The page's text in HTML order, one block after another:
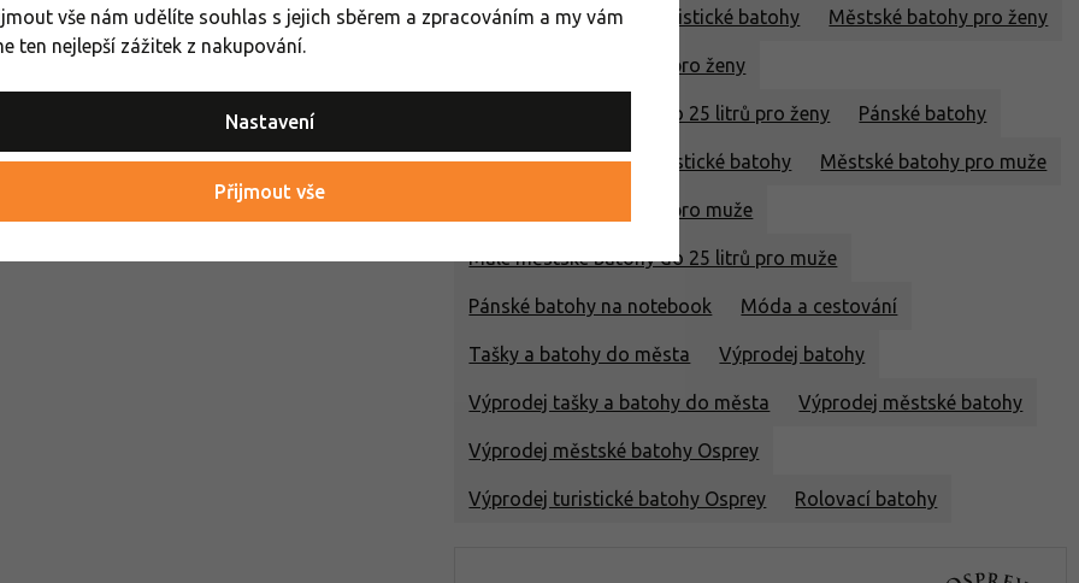
Dámské outdoorové turistické batohy Městské batohy pro ženy
Malé sportovní batohy pro ženy
Malé městské batohy do 25 litrů pro ženy Pánské batohy
Pánské outdoorové turistické batohy Městské batohy pro muže
Malé sportovní batohy pro muže
Malé městské batohy do 25 litrů pro muže
Pánské batohy na notebook Móda a cestování
Tašky a batohy do města Výprodej batohy
Výprodej tašky a batohy do města Výprodej městské batohy
Výprodej městské batohy Osprey
Výprodej turistické batohy Osprey Rolovací batohy
vše nám udělíte souhlas s jejich sběrem a zpracováním a my vám
ten nejlepší zážitek z nakupování.
Nastavení
Přijmout vše